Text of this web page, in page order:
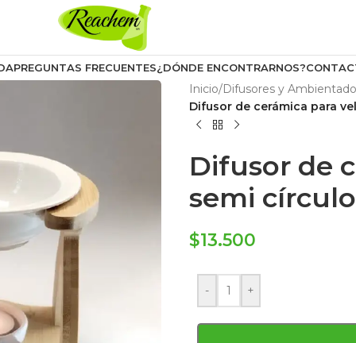
PREGUNTAS FRECUENTES¿DÓNDE ENCONTRARNOS?
Inicio/Difusores y
Difusor de cerámica para
Difusor de
semi
$13.500
- +